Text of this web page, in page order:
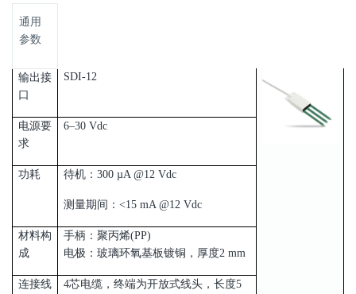
通用
参数
输出接
口
SDI-12
电源要
求
6–30 Vdc
功耗 待机：300 µA @12 Vdc
测量期间：<15 mA @12 Vdc
材料构
成
手柄：聚丙烯(PP)
电极：玻璃环氧基板镀铜，厚度2 mm
连接线
4芯电缆，终端为开放式线头，长度5